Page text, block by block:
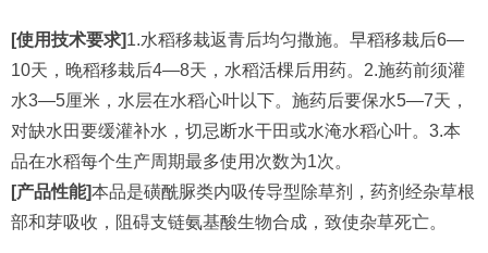
[使用技术要求]1.水稻移栽返青后均匀撒施。早稻移栽后6—
10天，晚稻移栽后4—8天，水稻活棵后用药。2.施药前须灌
水3—5厘米，水层在水稻心叶以下。施药后要保水5—7天，
对缺水田要缓灌补水，切忌断水干田或水淹水稻心叶。3.本
品在水稻每个生产周期最多使用次数为1次。
[产品性能]本品是磺酰脲类内吸传导型除草剂，药剂经杂草根
部和芽吸收，阻碍支链氨基酸生物合成，致使杂草死亡。